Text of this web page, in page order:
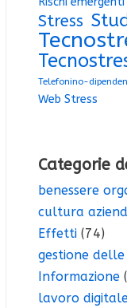
Stress
Telefonino-
Web Stress
Categorie
benessere
cultura
Effetti (74)
gestione
Informazione
lavoro